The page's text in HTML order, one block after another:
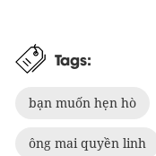
Tags:
bạn muốn hẹn hò
ông mai quyền linh